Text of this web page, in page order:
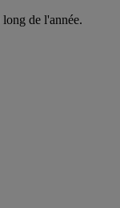
de l'année.